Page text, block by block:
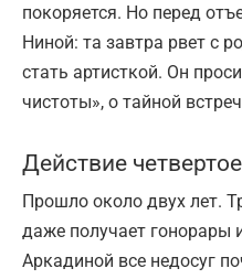
покоряется. Но перед
Ниной: та завтра рвет с
стать артисткой. Он
чистоты», о тайной
Действие четвертое
Прошло около двух лет.
даже получает гонорары
Аркадиной все недосуг